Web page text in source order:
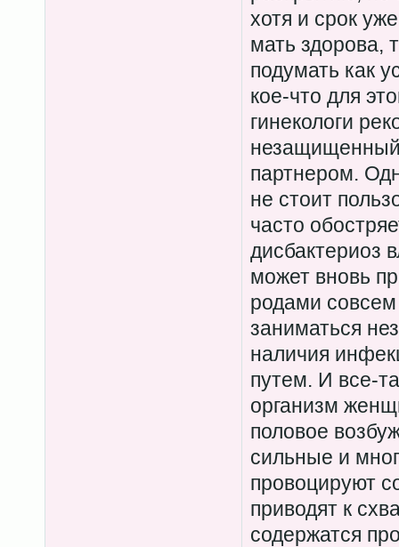
хотя и срок
мать здорова,
подумать как
кое-что для
гинекологи
незащищенный
партнером.
не стоит
часто
дисбактериоз
может вновь
родами
заниматься
наличия
путем. И все-
организм
половое
сильные и
провоцируют
приводят к
содержатся